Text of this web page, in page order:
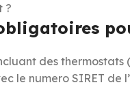
?
des
le numero SIRET de